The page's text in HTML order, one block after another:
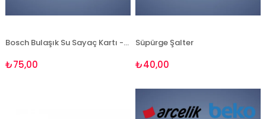
Bosch Bulaşık Su Sayaç Kartı - 00611317
₺75,00
Süpürge Şalter
₺40,00